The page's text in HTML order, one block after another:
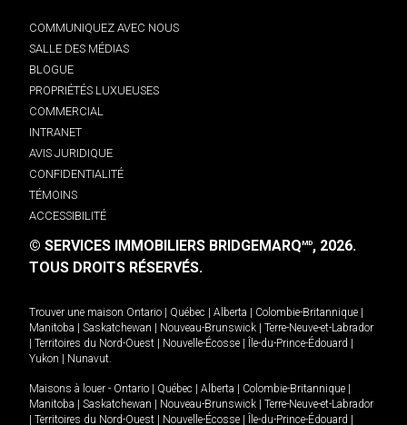
COMMUNIQUEZ AVEC NOUS
SALLE DES MÉDIAS
BLOGUE
PROPRIÉTÉS LUXUEUSES
COMMERCIAL
INTRANET
AVIS JURIDIQUE
CONFIDENTIALITÉ
TÉMOINS
ACCESSIBILITÉ
© SERVICES IMMOBILIERS BRIDGEMARQMD, 2026.
TOUS DROITS RÉSERVÉS.
Trouver une maison Ontario Québec Alberta Colombie-Britannique
Manitoba
Saskatchewan Nouveau-Brunswick
Terre-Neuve-et-Labrador
Territoires du Nord-Ouest Nouvelle-Écosse Île-du-Prince-Édouard
Yukon
Nunavut.
Maisons à louer - Ontario Québec Alberta Colombie-Britannique
Manitoba
Saskatchewan Nouveau-Brunswick
Terre-Neuve-et-Labrador
Territoires du Nord-Ouest Nouvelle-Écosse Île-du-Prince-Édouard